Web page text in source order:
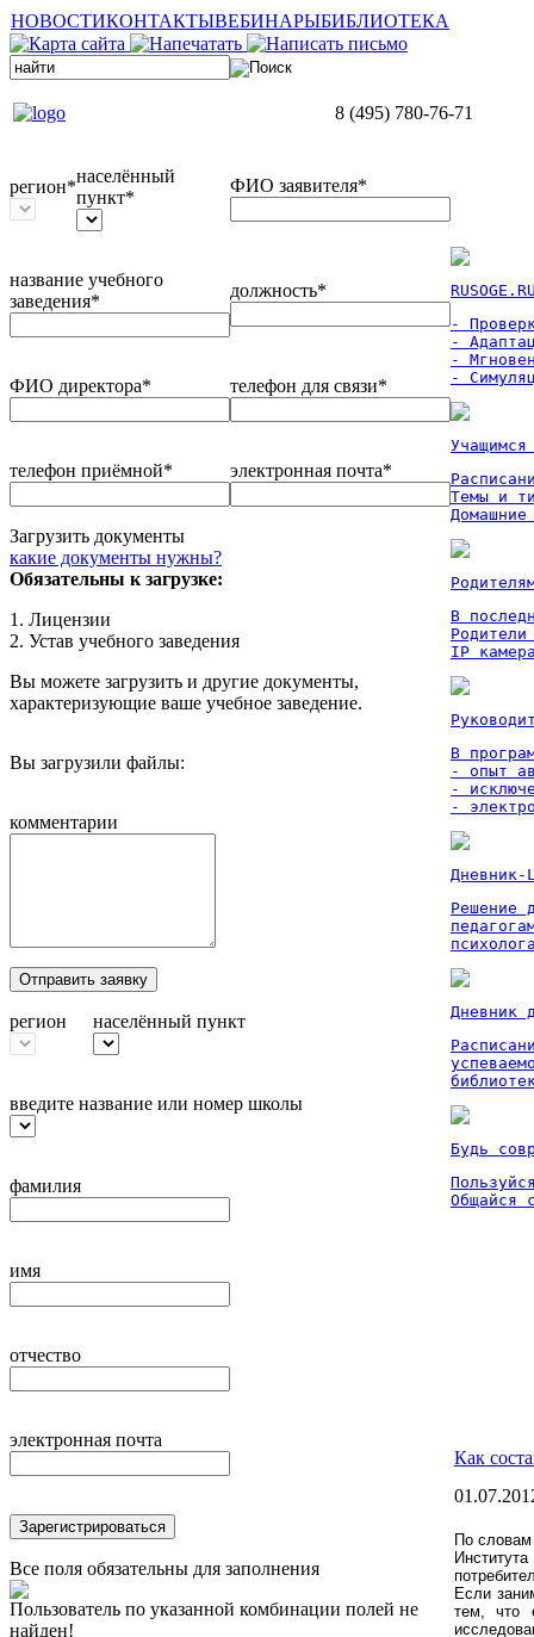
НОВОСТИКОНТАКТЫВЕБИНАРЫБИБЛИОТЕКА
8 (495) 780-76-71
регион*
населённый
пункт*
ФИО заявителя*
название учебного
заведения*
должность*
ФИО директора* телефон для связи*
телефон приёмной* электронная почта*
Загрузить документы
какие документы нужны?
Обязательны к загрузке:
1. Лицензии
2. Устав учебного заведения
Вы можете загрузить и другие документы,
характеризующие ваше учебное заведение.
Вы загрузили файлы:
комментарии
Отправить заявку
регион населённый пункт
введите название или номер школы
фамилия
имя
отчество
электронная почта
Зарегистрироваться
Все поля обязательны для заполнения
Пользователь по указанной комбинации полей не
найден!
-
-
-
-
Темы и
Домашние
В
IP
В
- опыт
-
-
Дневник-
Решение
Дневник
Будь
Общайся
Как
По словам
Если
тем, что